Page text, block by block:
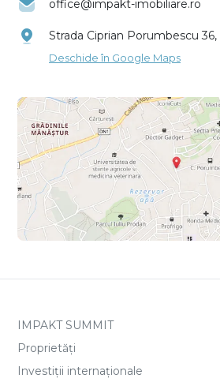
office@impakt-imobiliare.ro
Strada Ciprian Porumbescu
Deschide în Google Maps
IMPAKT SUMMIT
Proprietăți
Investiții internaționale